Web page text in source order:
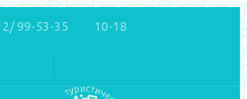
99-53-35 10-18